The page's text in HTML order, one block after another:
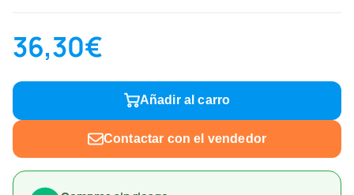
36,30€
Añadir al carro
Contactar con el vendedor